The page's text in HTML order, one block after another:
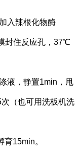
入辣根化物酶
封住反应孔，37℃
液，静置1min，甩
（也可用洗板机洗
15min。